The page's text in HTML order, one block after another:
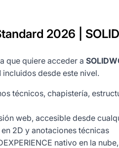
2026 |
que quiere acceder a
desde este nivel.
técnicos, chapistería,
web, accesible desde
2D y anotaciones técnicas
nativo en la